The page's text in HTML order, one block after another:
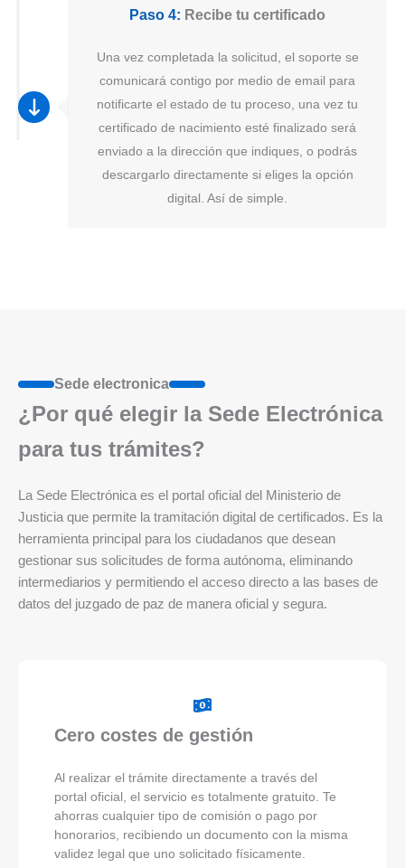
Paso 4: Recibe tu certificado
Una vez completada la solicitud, el soporte se
comunicará contigo por medio de email para
notificarte el estado de tu proceso, una vez tu
certificado de nacimiento esté finalizado será
enviado a la dirección que indiques, o podrás
descargarlo directamente si eliges la opción
digital. Así de simple.
Sede electronica
¿Por qué elegir la Sede Electrónica
para tus trámites?
La Sede Electrónica es el portal oficial del Ministerio de
Justicia que permite la tramitación digital de certificados. Es la
herramienta principal para los ciudadanos que desean
gestionar sus solicitudes de forma autónoma, eliminando
intermediarios y permitiendo el acceso directo a las bases de
datos del juzgado de paz de manera oficial y segura.
Cero costes de gestión
Al realizar el trámite directamente a través del
portal oficial, el servicio es totalmente gratuito. Te
ahorras cualquier tipo de comisión o pago por
honorarios, recibiendo un documento con la misma
validez legal que uno solicitado físicamente.